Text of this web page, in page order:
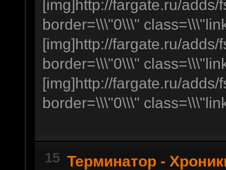
[img]http://fargate.ru/
border=\\\"0\\\"
[img]http://fargate.ru/adds/
border=\\\"0\\\"
[img]http://fargate.ru/adds/
border=\\\"0\\\"
15 Терминатор -